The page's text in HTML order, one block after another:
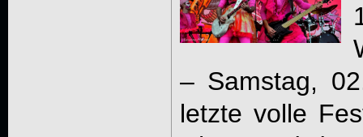
– Samstag,
letzte volle